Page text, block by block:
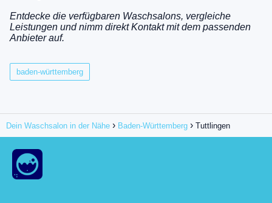
Entdecke die verfügbaren Waschsalons, vergleiche
Leistungen und nimm direkt Kontakt mit dem passenden
Anbieter auf.
baden-württemberg
Dein Waschsalon in der Nähe Baden-Württemberg Tuttlingen